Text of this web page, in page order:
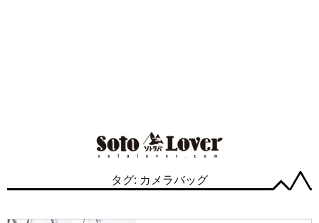
タグ: カメラバッグ